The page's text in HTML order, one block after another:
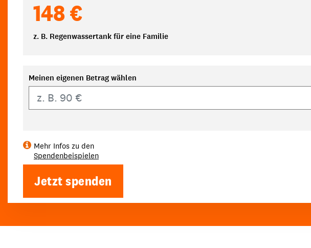
148 €
z. B. Regenwassertank für eine Familie
Meinen eigenen Betrag wählen
Mehr Infos zu den
Spendenbeispielen
Jetzt spenden